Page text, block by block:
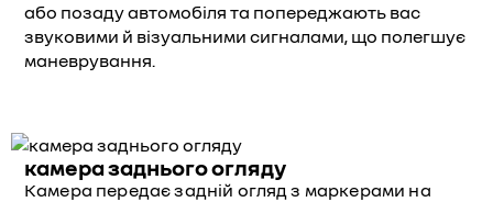
або позаду автомобіля та попереджають вас
звуковими й візуальними сигналами, що полегшує
маневрування.
камера заднього огляду
Камера передає задній огляд з маркерами на